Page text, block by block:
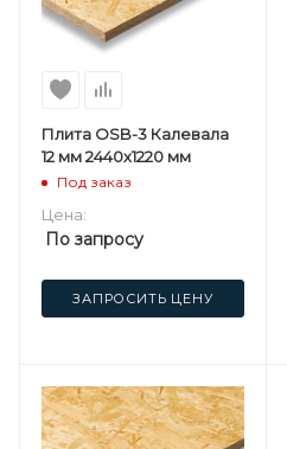
Плита OSB-3 Калевала
12 мм 2440х1220 мм
Под заказ
Цена:
По запросу
ЗАПРОСИТЬ ЦЕНУ